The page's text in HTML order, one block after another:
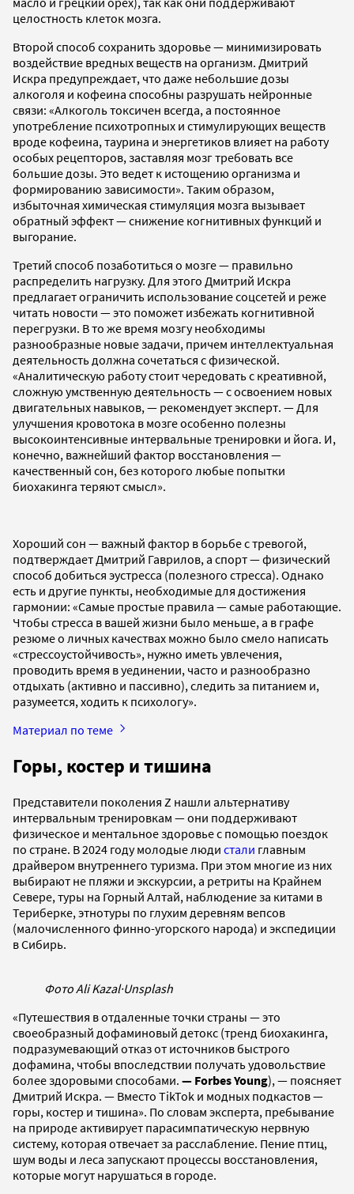
целостность клеток мозга.
Второй способ сохранить здоровье — минимизировать
воздействие вредных веществ на организм. Дмитрий
Искра предупреждает, что даже небольшие дозы
алкоголя и кофеина способны разрушать нейронные
связи: «Алкоголь токсичен всегда, а постоянное
употребление психотропных и стимулирующих веществ
вроде кофеина, таурина и энергетиков влияет на работу
особых рецепторов, заставляя мозг требовать все
большие дозы. Это ведет к истощению организма и
формированию зависимости». Таким образом,
избыточная химическая стимуляция мозга вызывает
обратный эффект — снижение когнитивных функций и
выгорание.
Третий способ позаботиться о мозге — правильно
распределить нагрузку. Для этого Дмитрий Искра
предлагает ограничить использование соцсетей и реже
читать новости — это поможет избежать когнитивной
перегрузки. В то же время мозгу необходимы
разнообразные новые задачи, причем интеллектуальная
деятельность должна сочетаться с физической.
«Аналитическую работу стоит чередовать с креативной,
сложную умственную деятельность — с освоением новых
двигательных навыков, — рекомендует эксперт. — Для
улучшения кровотока в мозге особенно полезны
высокоинтенсивные интервальные тренировки и йога. И,
конечно, важнейший фактор восстановления —
качественный сон, без которого любые попытки
биохакинга теряют смысл».
Хороший сон — важный фактор в борьбе с тревогой,
подтверждает Дмитрий Гаврилов, а спорт — физический
способ добиться эустресса (полезного стресса). Однако
есть и другие пункты, необходимые для достижения
гармонии: «Самые простые правила — самые работающие.
Чтобы стресса в вашей жизни было меньше, а в графе
резюме о личных качествах можно было смело написать
«стрессоустойчивость», нужно иметь увлечения,
проводить время в уединении, часто и разнообразно
отдыхать (активно и пассивно), следить за питанием и,
разумеется, ходить к психологу».
Материал по теме
Горы, костер и тишина
Представители поколения Z нашли альтернативу
интервальным тренировкам — они поддерживают
физическое и ментальное здоровье с помощью поездок
по стране. В 2024 году молодые люди стали главным
драйвером внутреннего туризма. При этом многие из них
выбирают не пляжи и экскурсии, а ретриты на Крайнем
Севере, туры на Горный Алтай, наблюдение за китами в
Териберке, этнотуры по глухим деревням вепсов
(малочисленного финно-угорского народа) и экспедиции
в Сибирь.
Фото Ali Kazal·Unsplash
«Путешествия в отдаленные точки страны — это
своеобразный дофаминовый детокс (тренд биохакинга,
подразумевающий отказ от источников быстрого
дофамина, чтобы впоследствии получать удовольствие
более здоровыми способами. — Forbes Young), — поясняет
Дмитрий Искра. — Вместо TikTok и модных подкастов —
горы, костер и тишина». По словам эксперта, пребывание
на природе активирует парасимпатическую нервную
систему, которая отвечает за расслабление. Пение птиц,
шум воды и леса запускают процессы восстановления,
которые могут нарушаться в городе.